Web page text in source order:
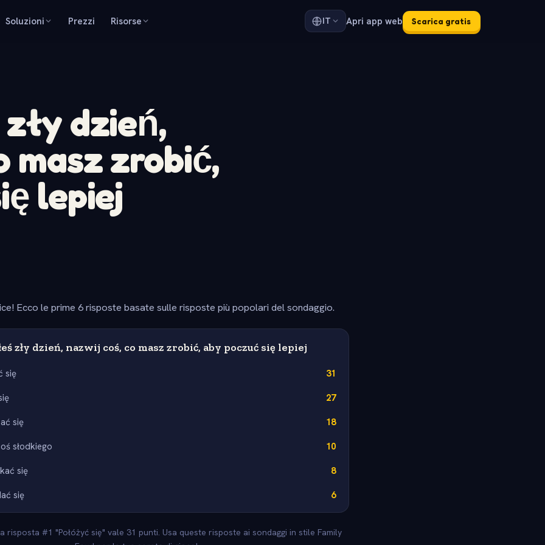
Soluzioni Prezzi Risorse IT Apri app web Scarica gratis
dzień,
masz zrobić,
lepiej
Ecco le prime 6 risposte basate sulle risposte più popolari del sondaggio.
zły dzień, nazwij coś, co masz zrobić, aby poczuć się lepiej
się
31
27
się
18
słodkiego
10
się
8
się
6
risposta #1 "Połóżyć się" vale 31 punti. Usa queste risposte ai sondaggi in stile Family